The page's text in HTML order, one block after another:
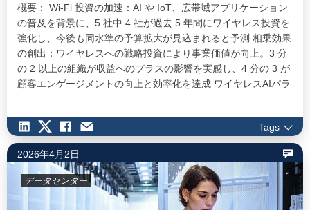
概要： Wi-Fi 投資の加速：AI や IoT、広帯域アプリケーション
の普及を背景に、5 社中 4 社が過去 5 年間にワイヤレス投資を
強化し、今後も同水準の予算拡大が見込まれると予測 相乗効果
の創出：ワイヤレスへの戦略投資により事業価値が向上。3 分
の 2 以上の組織が収益へのプラスの影響を実感し、4 分の 3 が
顧客エンゲージメントの向上と効率化を達成 ワイヤレスAIパラ
果を達成 自動化が重要性：AI 駆動の運用により、IT…
Tags
2026年4月2日
データセンター